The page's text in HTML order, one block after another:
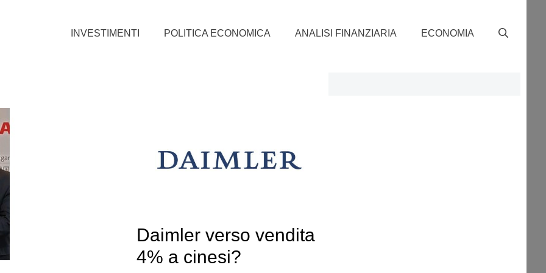
INVESTIMENTI POLITICA ECONOMICA ANALISI FINANZIARIA ECONOMIA
Daimler verso vendita
4% a cinesi?